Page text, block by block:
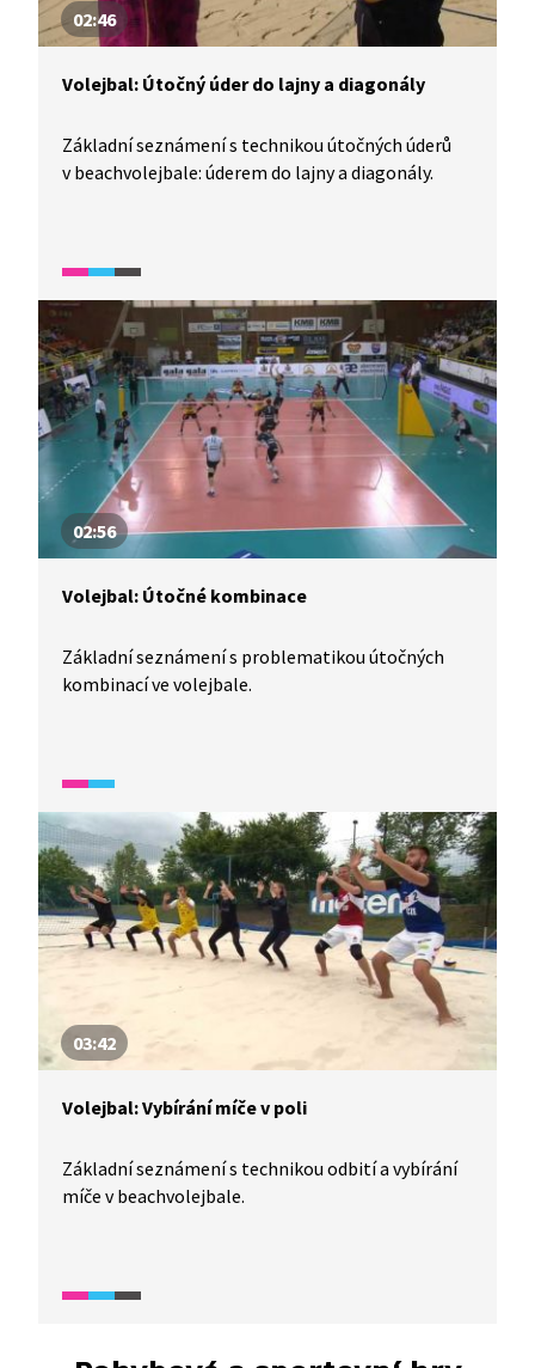
02:46
Volejbal: Útočný úder do lajny a diagonály
Základní seznámení s technikou útočných úderů
v beachvolejbale: úderem do lajny a diagonály.
02:56
Volejbal: Útočné kombinace
Základní seznámení s problematikou útočných
kombinací ve volejbale.
03:42
Volejbal: Vybírání míče v poli
Základní seznámení s technikou odbití a vybírání
míče v beachvolejbale.